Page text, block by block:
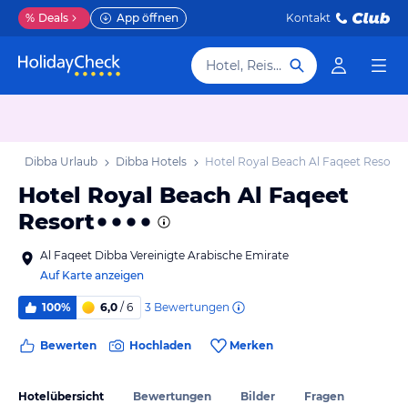
% Deals App öffnen Kontakt
Hotel, Reiseziel
Dibba Urlaub Dibba Hotels Hotel Royal Beach Al Faqeet Resort
Hotel Royal Beach Al Faqeet
Resort
Al Faqeet Dibba Vereinigte Arabische Emirate
Auf Karte anzeigen
100% 6,0 / 6 3 Bewertungen
Bewerten Hochladen Merken
Hotelübersicht Bewertungen Bilder Fragen